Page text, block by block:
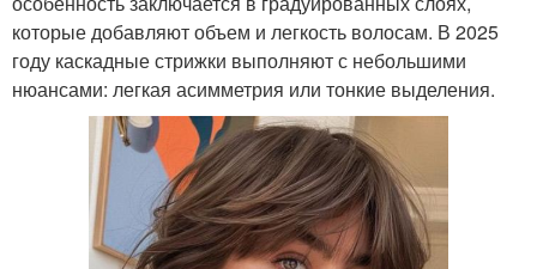
которые добавляют объем и легкость волосам. В 2025
году каскадные стрижки выполняют с небольшими
нюансами: легкая асимметрия или тонкие выделения.